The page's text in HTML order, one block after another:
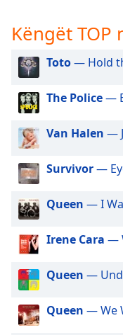
subtitles
dialog
subtitles
off
selected
Audio
Track
Picture-
Picture
Fullscreen
This
modal
window.
Beginning
Këngët TOP
Toto— Hold
The Police—
Van Halen —
Survivor—
Queen — I
Irene Cara —
Queen —
Queen — We